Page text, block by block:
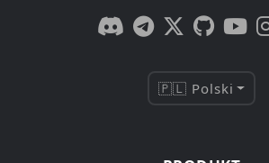
🇵🇱 Polski